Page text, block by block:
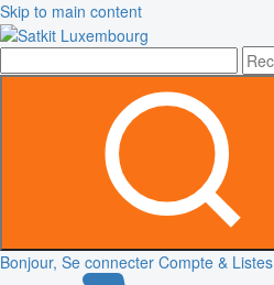
Skip to main content
Bonjour, Se connecter Compte & Listes